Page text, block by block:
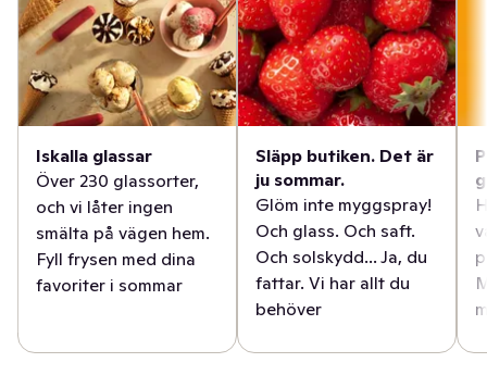
Iskalla glassar
Över 230 glassorter,
och vi låter ingen
smälta på vägen hem.
Fyll frysen med dina
favoriter i sommar
Släpp butiken. Det är
ju sommar.
Glöm inte myggspray!
Och glass. Och saft.
Och solskydd... Ja, du
fattar. Vi har allt du
behöver